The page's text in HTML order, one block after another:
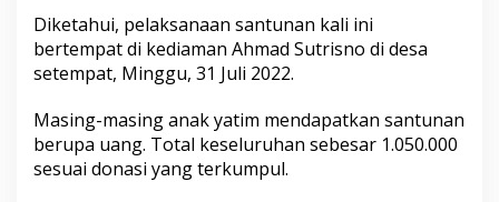
m
e
n
e
Diketahui, pelaksanaan santunan kali ini
bertempat di kediaman Ahmad Sutrisno di desa
setempat, Minggu, 31 Juli 2022.
Masing-masing anak yatim mendapatkan santunan
berupa uang. Total keseluruhan sebesar 1.050.000
sesuai donasi yang terkumpul.